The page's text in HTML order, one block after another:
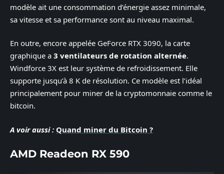
modèle ait une consommation d’énergie assez minimale,
sa vitesse et sa performance sont au niveau maximal.
En outre, encore appelée GeForce RTX 3090, la carte
graphique a 3 ventilateurs de rotation alternée.
Windforce 3X est leur système de refroidissement. Elle
supporte jusqu’à 8 K de résolution. Ce modèle est l’idéal
principalement pour miner de la cryptomonnaie comme le
bitcoin.
A voir aussi : Quand miner du Bitcoin ?
AMD Readeon RX 590